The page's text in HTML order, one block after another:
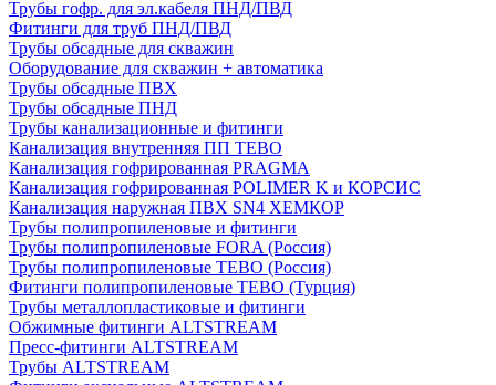
Трубы гофр. для эл.кабеля ПНД/ПВД
Фитинги для труб ПНД/ПВД
Трубы обсадные для скважин
Оборудование для скважин + автоматика
Трубы обсадные ПВХ
Трубы обсадные ПНД
Трубы канализационные и фитинги
Канализация внутренняя ПП TEBO
Канализация гофрированная PRAGMA
Канализация гофрированная POLIMER K и КОРСИС
Канализация наружная ПВХ SN4 ХЕМКОР
Трубы полипропиленовые и фитинги
Трубы полипропиленовые FORA (Россия)
Трубы полипропиленовые TEBO (Россия)
Фитинги полипропиленовые TEBO (Турция)
Трубы металлопластиковые и фитинги
Обжимные фитинги ALTSTREAM
Пресс-фитинги ALTSTREAM
Трубы ALTSTREAM